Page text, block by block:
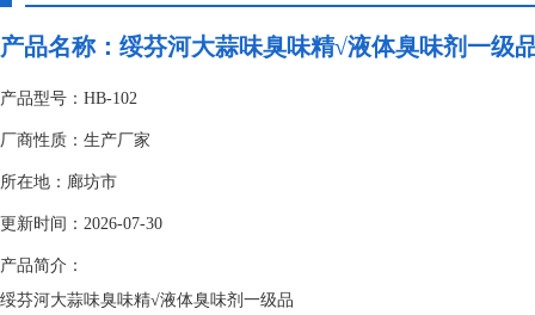
产品名称： 绥芬河大蒜味臭味精√液体臭味剂一级
产品型号：HB-102
厂商性质：生产厂家
所在地：廊坊市
更新时间：2026-07-30
产品简介：
绥芬河大蒜味臭味精√液体臭味剂一级品